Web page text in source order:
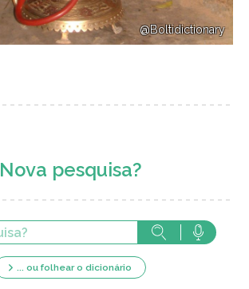
@Boltidictionary
Nova pesquisa?
... ou folhear o dicionário